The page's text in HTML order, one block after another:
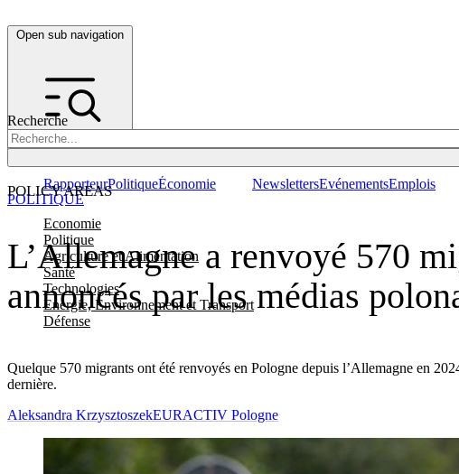
Open sub navigation
Recherche
POLICY AREAS
Economie
Politique
Agriculture et Alimentation
Santé
Technologies
Energie, Environnement et Transport
Défense
RapporteurPolitiqueÉconomie NewslettersEvénementsEmplois
L’Allemagne a renvoyé 570
annoncés par les médias
Quelque 570 migrants ont été renvoyés en Pologne depuis l’Allemagne en
dernière.
POLITIQUE
Aleksandra KrzysztoszekEURACTIV Pologne